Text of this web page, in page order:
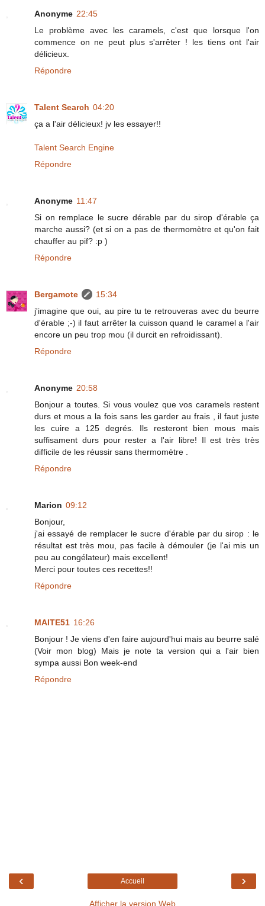
Anonyme 22:45
Le problème avec les caramels, c'est que lorsque l'on
commence on ne peut plus s'arrêter ! les tiens ont l'air
délicieux.
Répondre
Talent Search 04:20
ça a l'air délicieux! jv les essayer!!
Talent Search Engine
Répondre
Anonyme 11:47
Si on remplace le sucre dérable par du sirop d'érable ça
marche aussi? (et si on a pas de thermomètre et qu'on fait
chauffer au pif? :p )
Répondre
Bergamote
15:34
j'imagine que oui, au pire tu te retrouveras avec du beurre
d'érable ;-) il faut arrêter la cuisson quand le caramel a l'air
encore un peu trop mou (il durcit en refroidissant).
Répondre
Anonyme 20:58
Bonjour a toutes. Si vous voulez que vos caramels restent
durs et mous a la fois sans les garder au frais , il faut juste
les cuire a 125 degrés. Ils resteront bien mous mais
suffisament durs pour rester a l'air libre! Il est très très
difficile de les réussir sans thermomètre .
Répondre
Marion 09:12
Bonjour,
j'ai essayé de remplacer le sucre d'érable par du sirop : le
résultat est très mou, pas facile à démouler (je l'ai mis un
peu au congélateur) mais excellent!
Merci pour toutes ces recettes!!
Répondre
MAITE51 16:26
Bonjour ! Je viens d'en faire aujourd'hui mais au beurre salé
(Voir mon blog) Mais je note ta version qui a l'air bien
sympa aussi Bon week-end
Répondre
‹ ›
Accueil
Afficher la version Web